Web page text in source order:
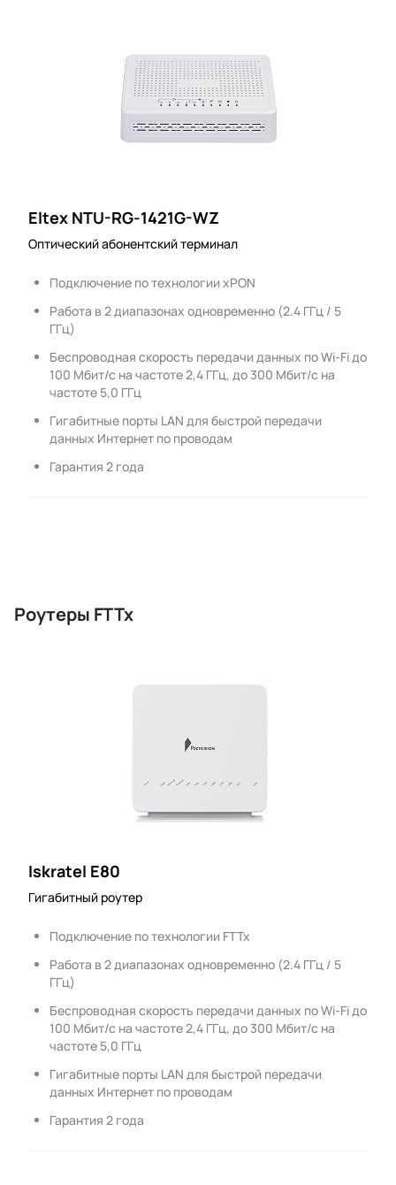
Eltex NTU-RG-1421G-WZ
Оптический абонентский терминал
Подключение по технологии xPON
Работа в 2 диапазонах одновременно (2.4 ГГц / 5
ГГц)
Беспроводная скорость передачи данных по Wi-Fi до
100 Мбит/с на частоте 2,4 ГГц, до 300 Мбит/с на
частоте 5,0 ГГц
Гигабитные порты LAN для быстрой передачи
данных Интернет по проводам
Гарантия 2 года
Роутеры FTTx
Iskratel E80
Гигабитный роутер
Подключение по технологии FTTx
Работа в 2 диапазонах одновременно (2.4 ГГц / 5
ГГц)
Беспроводная скорость передачи данных по Wi-Fi до
100 Мбит/с на частоте 2,4 ГГц, до 300 Мбит/с на
частоте 5,0 ГГц
Гигабитные порты LAN для быстрой передачи
данных Интернет по проводам
Гарантия 2 года